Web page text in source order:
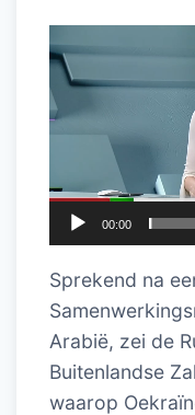
00:00
Sprekend na
Arabië, zei de
Buitenlandse
waarop